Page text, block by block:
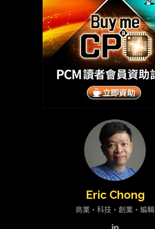
Eric Chong
商業・科技・創業・編輯